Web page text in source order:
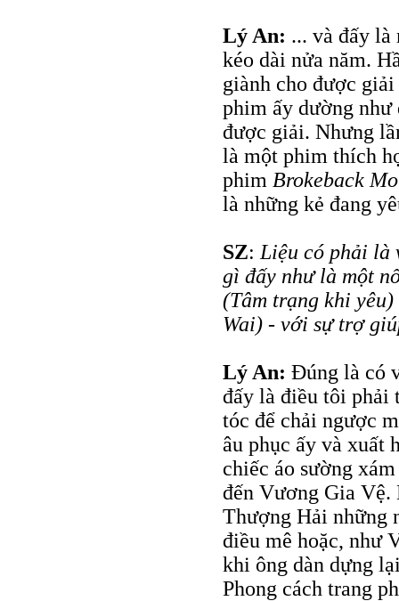
Lý An: ... và đấy là
kéo dài nửa năm.
giành cho được
phim ấy dường như
được giải. Nhưng
là một phim thích
phim Brokeback
là những kẻ đang
SZ: Liệu có phải là
gì đấy như là một
(Tâm trạng khi
Wai) - với sự trợ
Lý An: Đúng là có
đấy là điều tôi phải
tóc để chải ngược
âu phục ấy và xuất
chiếc áo sường
đến Vương Gia Vệ.
Thượng Hải những
điều mê hoặc, như
khi ông dàn dựng
Phong cách trang